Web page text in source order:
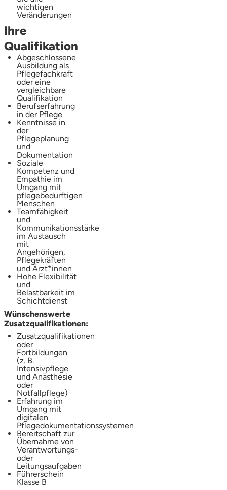
wichtigen
Veränderungen
Ihre
Qualifikation
Abgeschlossene
Ausbildung als
Pflegefachkraft
oder eine
vergleichbare
Qualifikation
Berufserfahrung
in der Pflege
Kenntnisse in
der
Pflegeplanung
und
Dokumentation
Soziale
Kompetenz und
Empathie im
Umgang mit
pflegebedürftigen
Menschen
Teamfähigkeit
und
Kommunikationsstärke
im Austausch
mit
Angehörigen,
Pflegekräften
und Ärzt*innen
Hohe Flexibilität
und
Belastbarkeit im
Schichtdienst
Wünschenswerte
Zusatzqualifikationen:
Zusatzqualifikationen
oder
Fortbildungen
(z. B.
Intensivpflege
und Anästhesie
oder
Notfallpflege)
Erfahrung im
Umgang mit
digitalen
Pflegedokumentationssystemen
Bereitschaft zur
Übernahme von
Verantwortungs-
oder
Leitungsaufgaben
Führerschein
Klasse B